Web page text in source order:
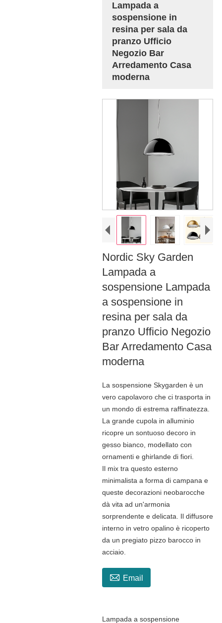
Lampada a
sospensione in
resina per sala da
pranzo Ufficio
Negozio Bar
Arredamento Casa
moderna
Nordic Sky Garden
Lampada a
sospensione Lampada
a sospensione in
resina per sala da
pranzo Ufficio Negozio
Bar Arredamento Casa
moderna
La sospensione Skygarden è un
vero capolavoro che ci trasporta in
un mondo di estrema raffinatezza.
La grande cupola in alluminio
ricopre un sontuoso decoro in
gesso bianco, modellato con
ornamenti e ghirlande di fiori.
Il mix tra questo esterno
minimalista a forma di campana e
queste decorazioni neobarocche
dà vita ad un'armonia
sorprendente e delicata. Il diffusore
interno in vetro opalino è ricoperto
da un pregiato pizzo barocco in
acciaio.
 Email
Lampada a sospensione